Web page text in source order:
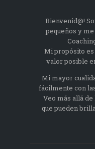
Bienvenid@!
pequeños y
Mi propósito
valor posible
Mi mayor
fácilmente con
Veo más allá
que pueden